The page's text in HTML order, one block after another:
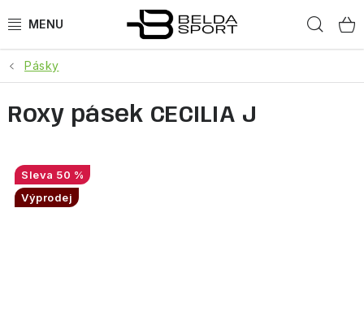
na
SPORTY
BĚH
BOGNER
Pásky
Roxy pásek CECILIA J
50 %
Výprodej